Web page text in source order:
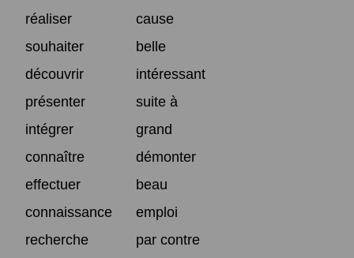
réaliser
cause
souhaiter
belle
découvrir
intéressant
présenter
suite à
intégrer
grand
connaître
démonter
effectuer
beau
connaissance
emploi
recherche
par contre